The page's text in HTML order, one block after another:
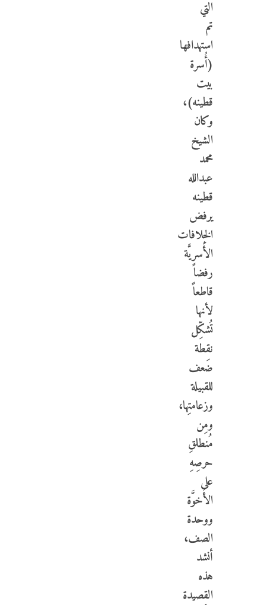
التي
تم
استهدافها
(أُسرة
بيت
قطينه)،
وكان
الشيخ
محمد
عبدالله
قطينه
يرفض
الخِلافات
الأُسريَّة
رفضاً
قاطعاً
لأنها
تُشكِّل
نقطة
ضَعف
للقبيلة
وزعامتِها،
ومِن
مُنطلقِ
حرصِهِ
على
الأُخوَّة
ووحدة
الصف،
أنشد
هذه
القصيدة